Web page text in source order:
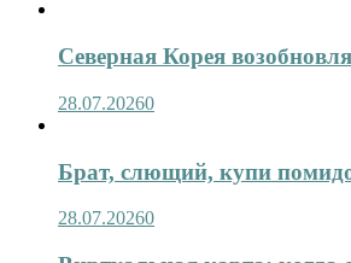
Северная Корея
28.07.20260
Брат, слющий, купи
28.07.20260